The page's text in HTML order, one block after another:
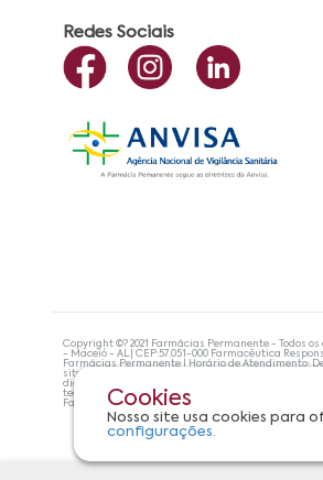
Cookies
Nosso site usa cookies para
configurações.
Redes Sociais
Copyright ©? 2021 Farmácias Permanente - Todos os
- Maceió - AL| CEP:57.051-000 Farmacêutica
Farmácias Permanente | Horário de Atendimento:
site não devem ser utilizadas para automedicação
diagnosticar problemas de saúde e prescrever o
tecnologias mais avançadas de proteção de
Farmácias Permanente. Todos os pedidos